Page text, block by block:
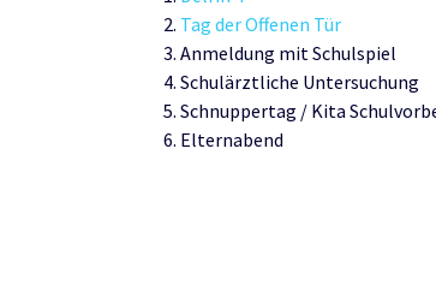
Tag der Offenen Tür
Anmeldung mit Schulspiel
Schulärztliche Untersuchung
Schnuppertag / Kita
Elternabend